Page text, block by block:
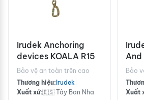
Irudek Anchoring
devices KOALA R15
Bảo vệ an toàn trên cao
Thương hiệu: Irudek
Xuất xứ:🇪🇸 Tây Ban Nha
And
Bảo
Xuất